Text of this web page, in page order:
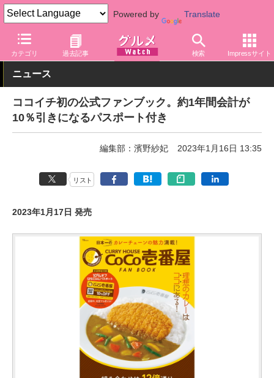
Powered by Translate
カテゴリ 過去記事 検索 Impressサイト
グルメ Watch 食品 カレー
ニュース
ココイチ初の公式ファンブック。約1年間会計が
10％引きになるパスポート付き
編集部：濱野紗妃 2023年1月16日 13:35
リスト
2023年1月17日 発売